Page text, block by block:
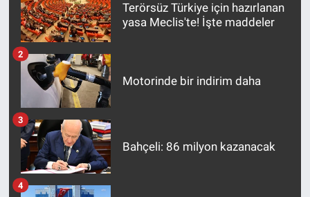
Terörsüz Türkiye için hazırlanan
yasa Meclis'te! İşte maddeler
Motorinde bir indirim daha
2
Bahçeli: 86 milyon kazanacak
3
4